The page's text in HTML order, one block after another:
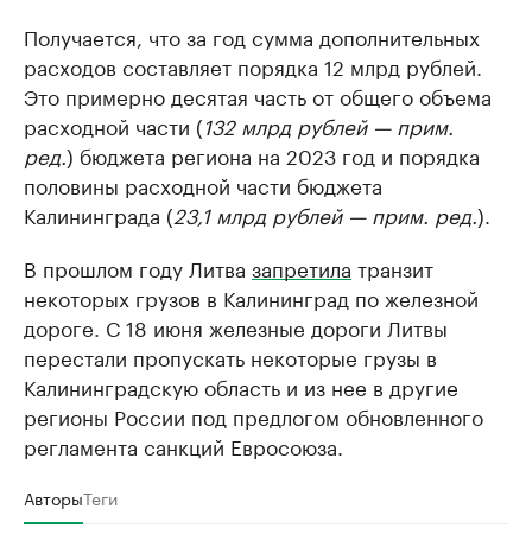
Получается, что за год сумма дополнительных
расходов составляет порядка 12 млрд рублей.
Это примерно десятая часть от общего объема
расходной части (132 млрд рублей — прим.
ред.) бюджета региона на 2023 год и порядка
половины расходной части бюджета
Калининграда (23,1 млрд рублей — прим. ред.).
В прошлом году Литва запретила транзит
некоторых грузов в Калининград по железной
дороге. С 18 июня железные дороги Литвы
перестали пропускать некоторые грузы в
Калининградскую область и из нее в другие
регионы России под предлогом обновленного
регламента санкций Евросоюза.
АвторыТеги